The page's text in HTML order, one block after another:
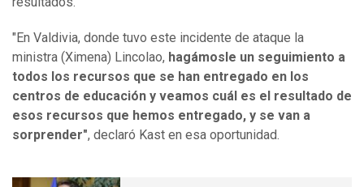
"En Valdivia, donde tuvo este incidente de ataque la
ministra (Ximena) Lincolao, hagámosle un seguimiento a
todos los recursos que se han entregado en los
centros de educación y veamos cuál es el resultado de
esos recursos que hemos entregado, y se van a
sorprender", declaró Kast en esa oportunidad.